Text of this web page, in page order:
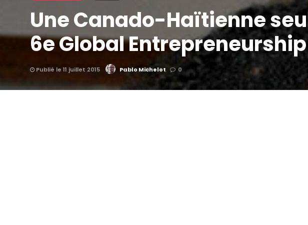
Une Canado-Haïtienne
6e Global
Publié le 11 juillet 2015 Pablo Michelot 0